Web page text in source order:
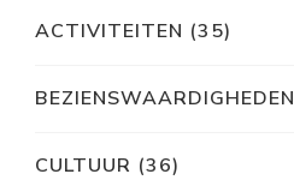
ACTIVITEITEN (35)
BEZIENSWAARDIGHEDEN
CULTUUR (36)